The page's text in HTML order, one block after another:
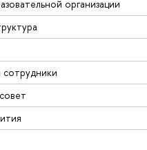
организации